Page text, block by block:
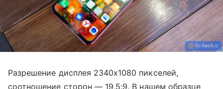
Разрешение дисплея 2340x1080 пикселей,
соотношение сторон — 19,5:9. В нашем образце